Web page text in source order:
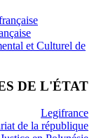
et Culturel de
DE L'ÉTAT
Legifrance
de la république